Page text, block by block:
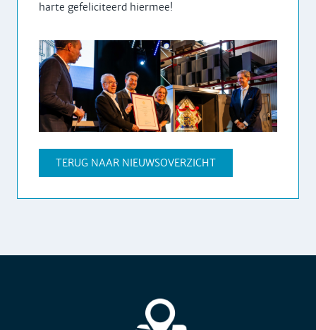
harte gefeliciteerd hiermee!
TERUG NAAR NIEUWSOVERZICHT